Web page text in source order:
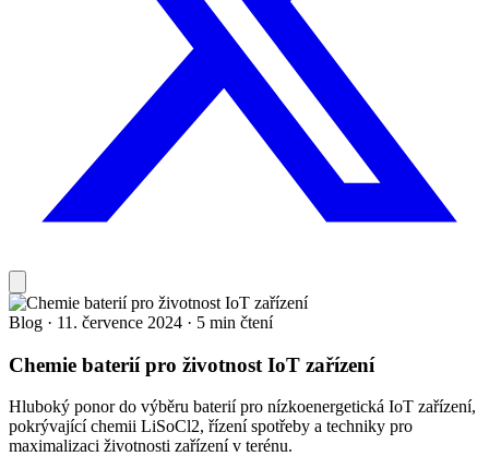
Blog · 11. července 2024 · 5 min čtení
Chemie baterií pro životnost IoT zařízení
Hluboký ponor do výběru baterií pro nízkoenergetická IoT zařízení,
pokrývající chemii LiSoCl2, řízení spotřeby a techniky pro
maximalizaci životnosti zařízení v terénu.